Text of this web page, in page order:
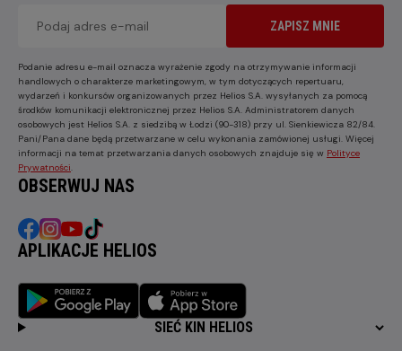
ZAPISZ MNIE
Podanie adresu e-mail oznacza wyrażenie zgody na otrzymywanie informacji
handlowych o charakterze marketingowym, w tym dotyczących repertuaru,
wydarzeń i konkursów organizowanych przez Helios S.A. wysyłanych za pomocą
środków komunikacji elektronicznej przez Helios S.A. Administratorem danych
osobowych jest Helios S.A. z siedzibą w Łodzi (90-318) przy ul. Sienkiewicza 82/84.
Pani/Pana dane będą przetwarzane w celu wykonania zamówionej usługi. Więcej
informacji na temat przetwarzania danych osobowych znajduje się w Polityce
Prywatności.
OBSERWUJ NAS
APLIKACJE HELIOS
SIEĆ KIN HELIOS